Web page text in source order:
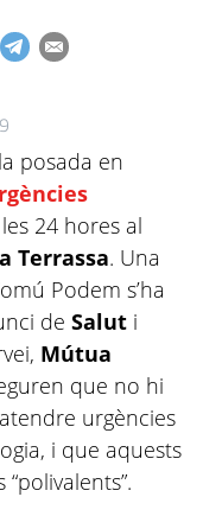
posada en
les 24 hores al
Terrassa. Una
Podem s’ha
de Salut i
Mútua
que no hi
urgències
i que aquests